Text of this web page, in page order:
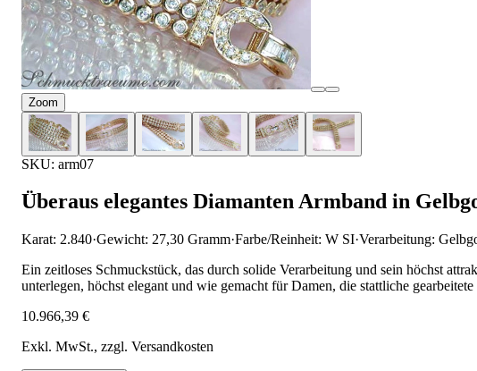
Zoom
SKU: arm07
Überaus elegantes Diamanten Armband in
Karat: 2.840·Gewicht: 27,30 Gramm·Farbe/Reinheit: W SI·Verarbeitung:
Ein zeitloses Schmuckstück, das durch solide Verarbeitung und sein höchst
unterlegen, höchst elegant und wie gemacht für Damen, die stattliche
10.966,39 €
Exkl. MwSt., zzgl. Versandkosten